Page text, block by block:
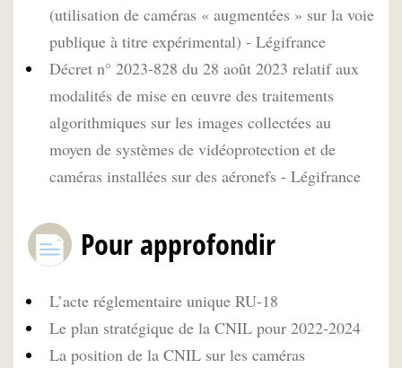
(utilisation de caméras « augmentées » sur la voie
publique à titre expérimental) - Légifrance
Décret n° 2023-828 du 28 août 2023 relatif aux
modalités de mise en œuvre des traitements
algorithmiques sur les images collectées au
moyen de systèmes de vidéoprotection et de
caméras installées sur des aéronefs - Légifrance
Pour approfondir
L’acte réglementaire unique RU-18
Le plan stratégique de la CNIL pour 2022-2024
La position de la CNIL sur les caméras